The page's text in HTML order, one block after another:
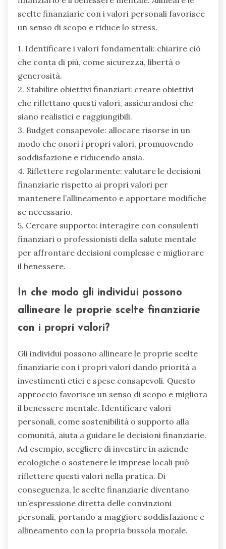
scelte finanziarie con i valori personali favorisce
un senso di scopo e riduce lo stress.
1. Identificare i valori fondamentali: chiarire ciò
che conta di più, come sicurezza, libertà o
generosità.
2. Stabilire obiettivi finanziari: creare obiettivi
che riflettano questi valori, assicurandosi che
siano realistici e raggiungibili.
3. Budget consapevole: allocare risorse in un
modo che onori i propri valori, promuovendo
soddisfazione e riducendo ansia.
4. Riflettere regolarmente: valutare le decisioni
finanziarie rispetto ai propri valori per
mantenere l’allineamento e apportare modifiche
se necessario.
5. Cercare supporto: interagire con consulenti
finanziari o professionisti della salute mentale
per affrontare decisioni complesse e migliorare
il benessere.
In che modo gli individui possono
allineare le proprie scelte finanziarie
con i propri valori?
Gli individui possono allineare le proprie scelte
finanziarie con i propri valori dando priorità a
investimenti etici e spese consapevoli. Questo
approccio favorisce un senso di scopo e migliora
il benessere mentale. Identificare valori
personali, come sostenibilità o supporto alla
comunità, aiuta a guidare le decisioni finanziarie.
Ad esempio, scegliere di investire in aziende
ecologiche o sostenere le imprese locali può
riflettere questi valori nella pratica. Di
conseguenza, le scelte finanziarie diventano
un’espressione diretta delle convinzioni
personali, portando a maggiore soddisfazione e
allineamento con la propria bussola morale.